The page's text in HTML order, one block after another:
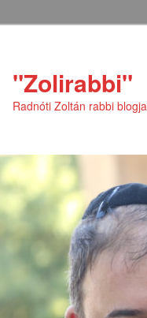
"Zolirabbi"
Radnóti Zoltán rabbi blogja